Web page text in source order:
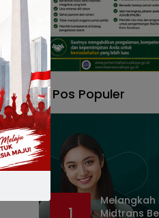
Pos Populer
1
Melangkah
Midtrans